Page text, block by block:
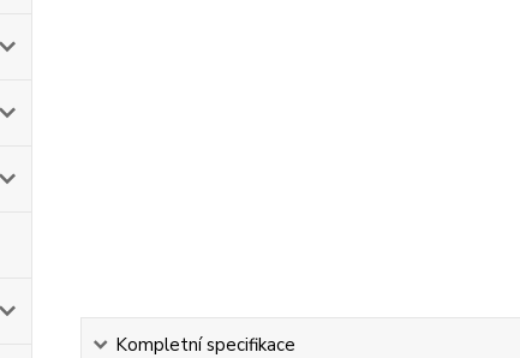
Kompletní specifikace